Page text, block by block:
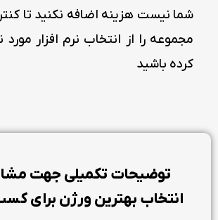
شما نیست هزینه اضافه نکنید تا
مجموعه را از انتخاب نرم افزار
کرده باشید
توضیحات تکمیلی جهت
انتخاب بهترین ورژن برای